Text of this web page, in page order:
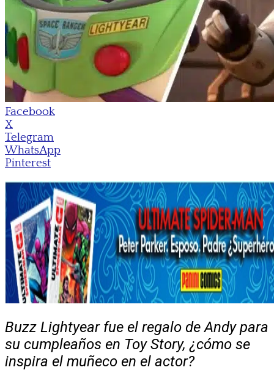
Facebook
X
Telegram
WhatsApp
Pinterest
Buzz Lightyear fue el regalo de Andy para
su cumpleaños en Toy Story, ¿cómo se
inspira el muñeco en el actor?